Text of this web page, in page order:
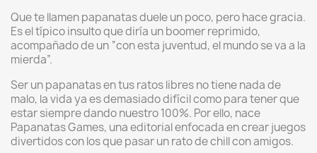
Que te llamen papanatas duele un poco, pero hace gracia.
Es el típico insulto que diría un boomer reprimido,
acompañado de un “con esta juventud, el mundo se va a la
mierda”.
Ser un papanatas en tus ratos libres no tiene nada de
malo, la vida ya es demasiado difícil como para tener que
estar siempre dando nuestro 100%. Por ello, nace
Papanatas Games, una editorial enfocada en crear juegos
divertidos con los que pasar un rato de chill con amigos.